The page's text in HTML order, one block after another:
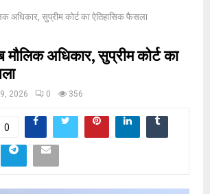
अधिकार, सुप्रीम कोर्ट का ऐतिहासिक फैसला
अधिकार, सुप्रीम कोर्ट का
2026 0 356
0